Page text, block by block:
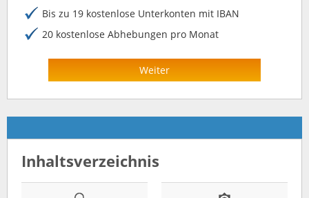
Bis zu 19 kostenlose Unterkonten mit IBAN
20 kostenlose Abhebungen pro Monat
Weiter
Inhaltsverzeichnis